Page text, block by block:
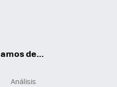
de...
Análisis